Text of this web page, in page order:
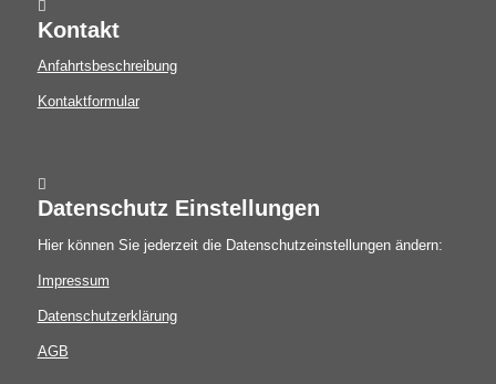
Kontakt
Anfahrtsbeschreibung
Kontaktformular
Datenschutz Einstellungen
Hier können Sie jederzeit die Datenschutzeinstellungen ändern:
Impressum
Datenschutzerklärung
AGB